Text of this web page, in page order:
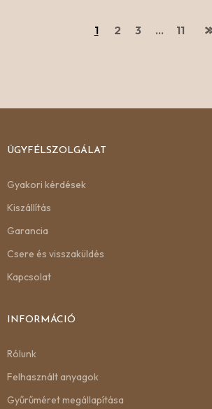
1 2 3 … 11
ÜGYFÉLSZOLGÁLAT
Gyakori kérdések
Kiszállítás
Garancia
Csere és visszaküldés
Kapcsolat
INFORMÁCIÓ
Rólunk
Felhasznált anyagok
Gyűrűméret megállapítása